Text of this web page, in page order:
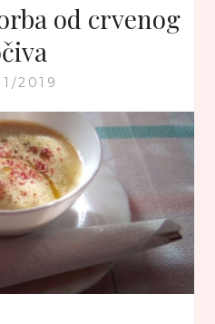
od crvenog
2019